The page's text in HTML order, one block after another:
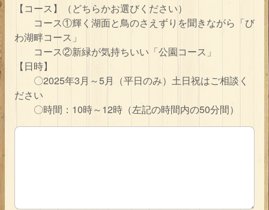
【コース】（どちらかお選びください）
コース①輝く湖面と鳥のさえずりを聞きながら「び
わ湖畔コース」
コース②新緑が気持ちいい「公園コース」
【日時】
〇2025年3月～5月（平日のみ）土日祝はご相談く
ださい
〇時間：10時～12時（左記の時間内の50分間）
ご希望のコースと日時をご記入ください